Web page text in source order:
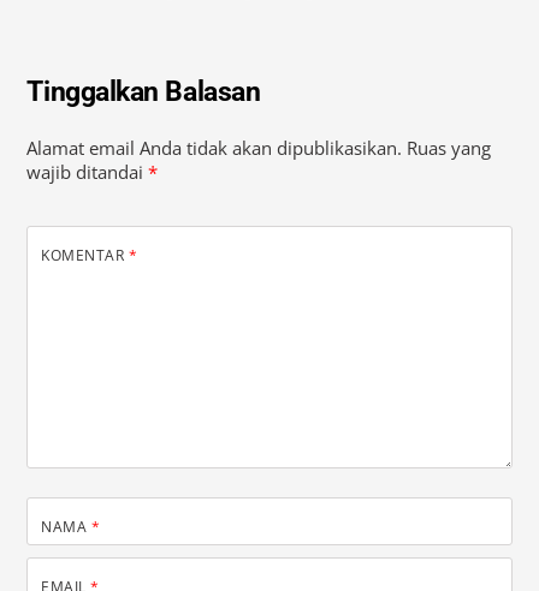
Tinggalkan Balasan
Alamat email Anda tidak akan dipublikasikan. Ruas yang
wajib ditandai*
KOMENTAR *
NAMA *